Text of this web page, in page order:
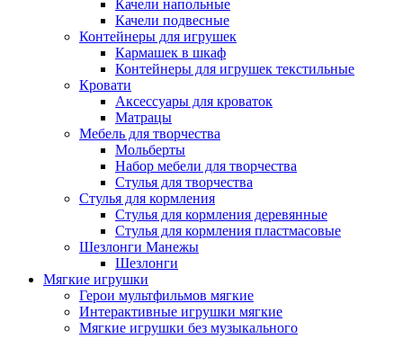
Качели напольные
Качели подвесные
Контейнеры для игрушек
Кармашек в шкаф
Контейнеры для игрушек текстильные
Кровати
Аксессуары для кроваток
Матрацы
Мебель для творчества
Мольберты
Набор мебели для творчества
Стулья для творчества
Стулья для кормления
Стулья для кормления деревянные
Стулья для кормления пластмасовые
Шезлонги Манежы
Шезлонги
Мягкие игрушки
Герои мультфильмов мягкие
Интерактивные игрушки мягкие
Мягкие игрушки без музыкального